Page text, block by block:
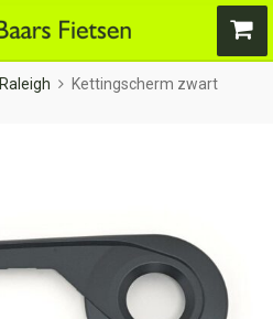
Raleigh
Kettingscherm zwart